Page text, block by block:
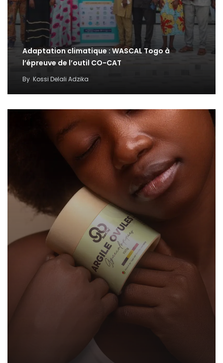
Adaptation climatique : WASCAL Togo à
l’épreuve de l’outil CO-CAT
By Kossi Delali Adzika